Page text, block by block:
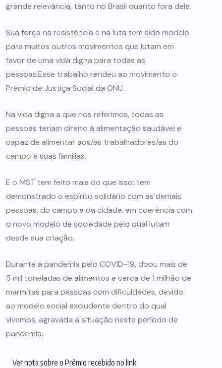
grande relevância, tanto no Brasil quanto fora dele.
Sua força na resistência e na luta tem sido modelo
para muitos outros movimentos que lutam em
favor de uma vida digna para todas as
pessoas.Esse trabalho rendeu ao movimento o
Prêmio de Justiça Social da ONU.
Na vida digna a que nos referimos, todas as
pessoas teriam direito à alimentação saudável e
capaz de alimentar aos/às trabalhadores/as do
campo e suas famílias.
E o MST tem feito mais do que isso; tem
demonstrado o espírito solidário com as demais
pessoas, do campo e da cidade, em coerência com
o novo modelo de sociedade pelo qual lutam
desde sua criação.
Durante a pandemia pelo COVID-19, doou mais de
5 mil toneladas de alimentos e cerca de 1 milhão de
marmitas para pessoas com dificuldades, devido
ao modelo social excludente dentro do qual
vivemos, agravada a situação neste período de
pandemia.
Ver nota sobre o Prêmio recebido no link